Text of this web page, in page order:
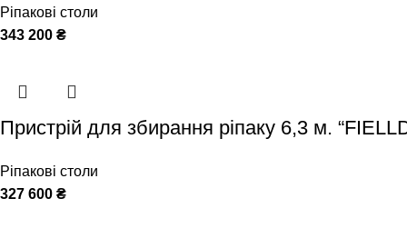
Ріпакові столи
343 200 ₴
Пристрій для збирання ріпаку 6,3 м.
Ріпакові столи
327 600 ₴